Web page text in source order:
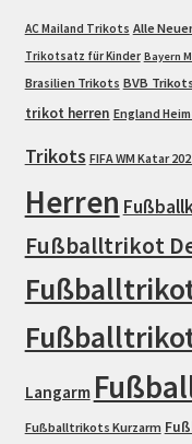
AC Mailand Trikots Alle
Trikotsatz für Kinder Bayern
Brasilien Trikots BVB
trikot herren England
Trikots FIFA WM Katar
Herren
Fußballtrikot
Langarm
Fußballtrikots Kurzarm